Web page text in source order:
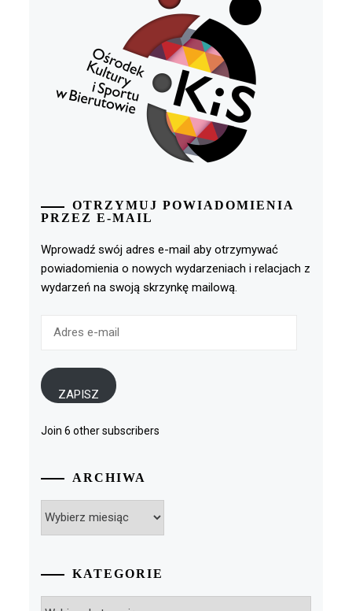
OTRZYMUJ POWIADOMIENIA
PRZEZ E-MAIL
Wprowadź swój adres e-mail aby otrzymywać
powiadomienia o nowych wydarzeniach i relacjach z
wydarzeń na swoją skrzynkę mailową.
ZAPISZ
Join 6 other subscribers
ARCHIWA
KATEGORIE